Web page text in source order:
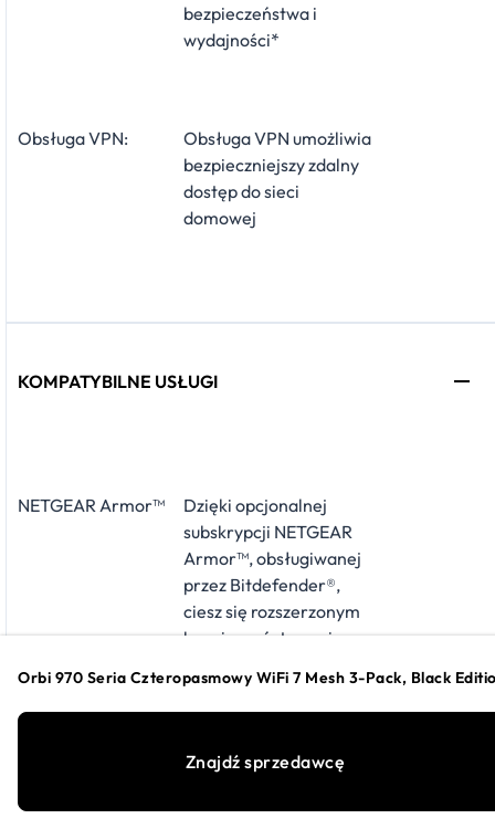
bezpieczeństwa i
wydajności*
Obsługa VPN:
Obsługa VPN umożliwia
bezpieczniejszy zdalny
dostęp do sieci
domowej
KOMPATYBILNE USŁUGI
NETGEAR Armor™
Dzięki opcjonalnej
subskrypcji NETGEAR
Armor™, obsługiwanej
przez Bitdefender®,
ciesz się rozszerzonym
bezpieczeństwem i
podłączonych urządzeń
i danych osobowych —
tym ochroną przed
Orbi 970 Seria Czteropasmowy WiFi 7 Mesh 3-Pack, Black
Znajdź sprzedawcę